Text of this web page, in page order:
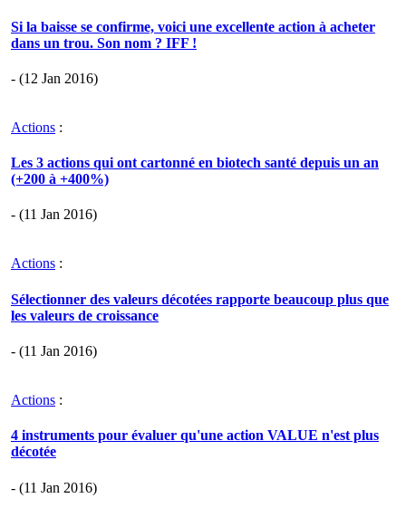
Si la baisse se confirme, voici une excellente action à acheter
dans un trou. Son nom ? IFF !
- (12 Jan 2016)
Actions :
Les 3 actions qui ont cartonné en biotech santé depuis un an
(+200 à +400%)
- (11 Jan 2016)
Actions :
Sélectionner des valeurs décotées rapporte beaucoup plus que
les valeurs de croissance
- (11 Jan 2016)
Actions :
4 instruments pour évaluer qu'une action VALUE n'est plus
décotée
- (11 Jan 2016)